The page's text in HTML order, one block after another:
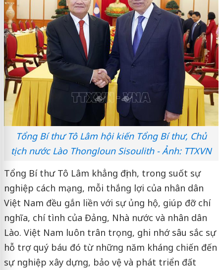
Tổng Bí thư Tô Lâm hội kiến Tổng Bí thư, Chủ
tịch nước Lào Thongloun Sisoulith - Ảnh: TTXVN
Tổng Bí thư Tô Lâm khẳng định, trong suốt sự
nghiệp cách mạng, mỗi thắng lợi của nhân dân
Việt Nam đều gắn liền với sự ủng hộ, giúp đỡ chí
nghĩa, chí tình của Đảng, Nhà nước và nhân dân
Lào. Việt Nam luôn trân trọng, ghi nhớ sâu sắc sự
hỗ trợ quý báu đó từ những năm kháng chiến đến
sự nghiệp xây dựng, bảo vệ và phát triển đất